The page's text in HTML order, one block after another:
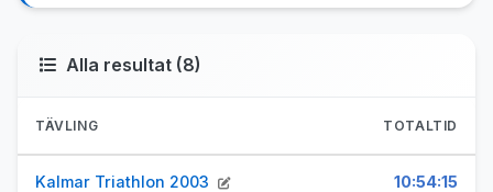
Alla resultat (8)
TÄVLING TOTALTID
Kalmar Triathlon 2003 10:54:15